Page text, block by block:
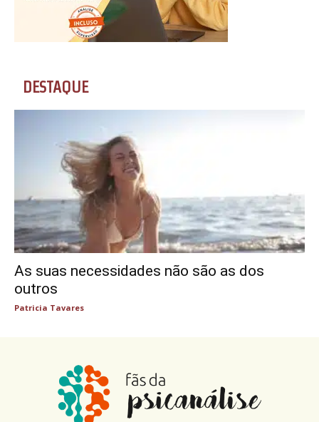
DESTAQUE
As suas necessidades não são as dos
outros
Patricia Tavares